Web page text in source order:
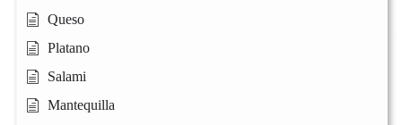
Queso
Platano
Salami
Mantequilla